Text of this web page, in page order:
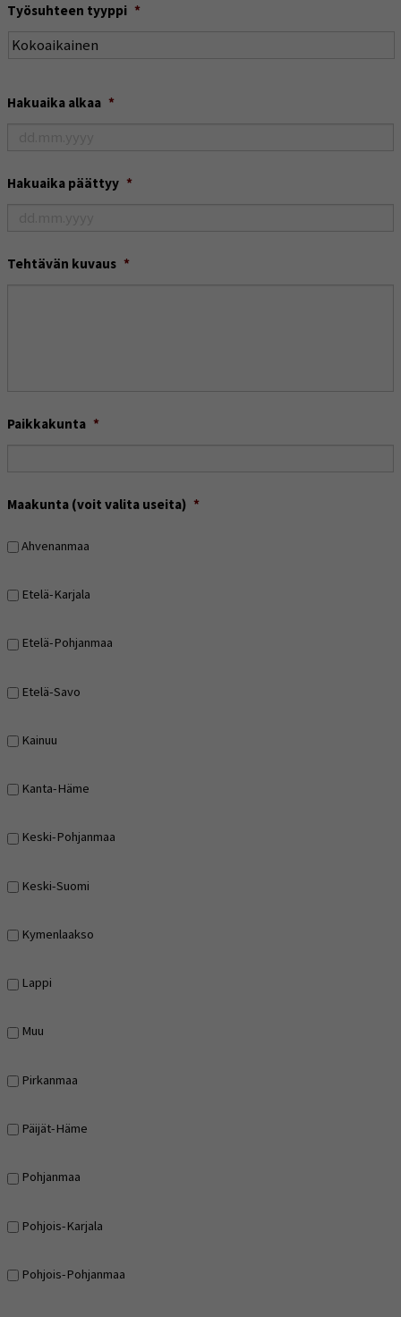
Työsuhteen tyyppi *
Hakuaika alkaa *
YYYY
Hakuaika päättyy *
Tehtävän kuvaus *
Paikkakunta *
Maakunta (voit valita useita) *
Ahvenanmaa
Etelä-Karjala
Etelä-Pohjanmaa
Etelä-Savo
Kainuu
Kanta-Häme
Keski-Pohjanmaa
Keski-Suomi
Kymenlaakso
Lappi
Muu
Pirkanmaa
Päijät-Häme
Pohjanmaa
Pohjois-Karjala
Pohjois-Pohjanmaa